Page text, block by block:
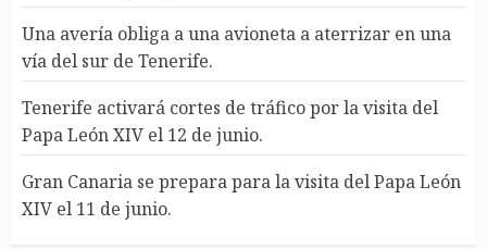
Una avería obliga a una avioneta a aterrizar en una
vía del sur de Tenerife.
Tenerife activará cortes de tráfico por la visita del
Papa León XIV el 12 de junio.
Gran Canaria se prepara para la visita del Papa León
XIV el 11 de junio.